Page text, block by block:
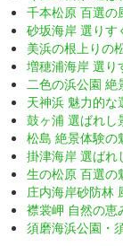
千本松原 百選の
砂坂海岸 選りす
美浜の根上りの
増穂浦海岸 選り
二色の浜公園 絶
天神浜 魅力的な
鼓ヶ浦 選ばれし
松島 絶景体験の
掛津海岸 選ばれ
生の松原 百選の
庄内海岸砂防林
襟裳岬 自然の恵
須磨海浜公園・